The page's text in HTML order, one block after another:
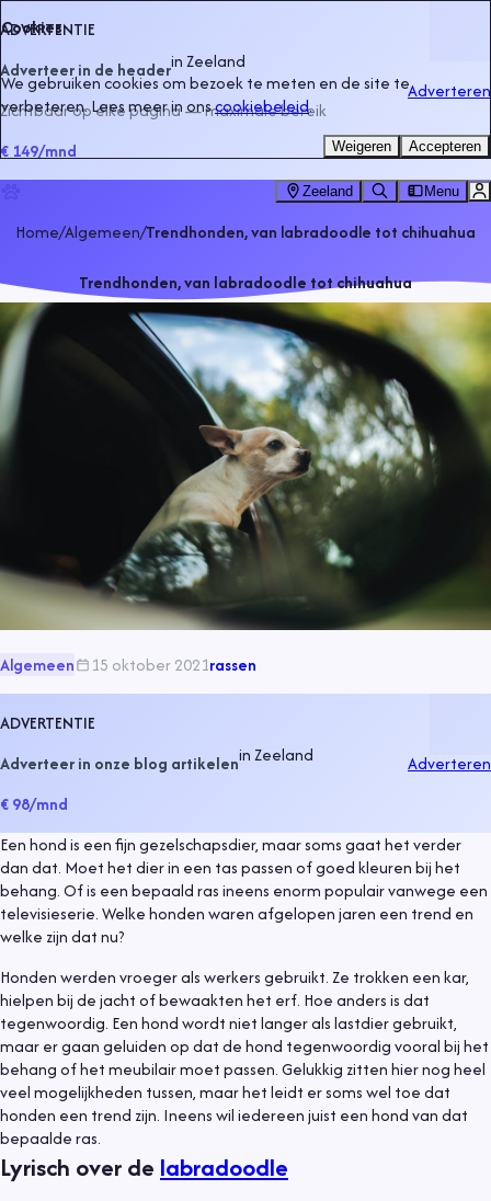
ADVERTENTIE
Adverteer in de headerinZeeland
Zichtbaar op elke pagina — maximale bereik
€ 149/mnd
Adverteren
Zeeland Menu
Home/Algemeen/Trendhonden, van labradoodle tot chihuahua
Trendhonden, van labradoodle tot chihuahua
Algemeen 15 oktober 2021rassen
ADVERTENTIE
Adverteer in onze blog artikeleninZeeland
€ 98/mnd
Adverteren
Een hond is een fijn gezelschapsdier, maar soms gaat het verder
dan dat. Moet het dier in een tas passen of goed kleuren bij het
behang. Of is een bepaald ras ineens enorm populair vanwege een
televisieserie. Welke honden waren afgelopen jaren een trend en
welke zijn dat nu?
Honden werden vroeger als werkers gebruikt. Ze trokken een kar,
hielpen bij de jacht of bewaakten het erf. Hoe anders is dat
tegenwoordig. Een hond wordt niet langer als lastdier gebruikt,
maar er gaan geluiden op dat de hond tegenwoordig vooral bij het
behang of het meubilair moet passen. Gelukkig zitten hier nog heel
veel mogelijkheden tussen, maar het leidt er soms wel toe dat
honden een trend zijn. Ineens wil iedereen juist een hond van dat
bepaalde ras.
Lyrisch over de labradoodle
Cookies
We gebruiken cookies om bezoek te meten en de site te
verbeteren. Lees meer in onscookiebeleid.
Weigeren Accepteren